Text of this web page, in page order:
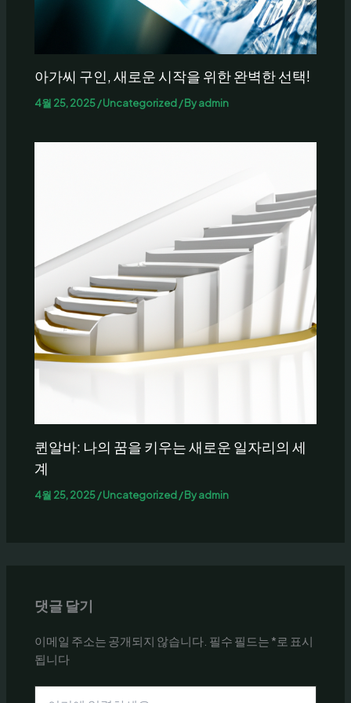
아가씨 구인, 새로운 시작을 위한 완벽한 선택!
4월 25, 2025/Uncategorized/ Byadmin
퀸알바: 나의 꿈을 키우는 새로운 일자리의 세
계
4월 25, 2025/Uncategorized/ Byadmin
댓글 달기
이메일 주소는 공개되지 않습니다. 필수 필드는 *로 표시
됩니다